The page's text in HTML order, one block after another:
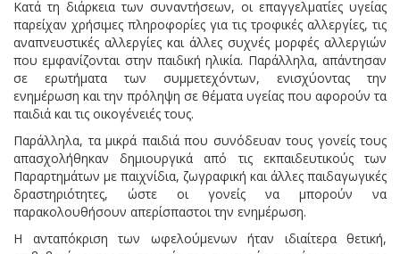
Κατά τη διάρκεια των συναντήσεων, οι επαγγελματίες υγείας
παρείχαν χρήσιμες πληροφορίες για τις τροφικές αλλεργίες, τις
αναπνευστικές αλλεργίες και άλλες συχνές μορφές αλλεργιών
που εμφανίζονται στην παιδική ηλικία. Παράλληλα, απάντησαν
σε ερωτήματα των συμμετεχόντων, ενισχύοντας την
ενημέρωση και την πρόληψη σε θέματα υγείας που αφορούν τα
παιδιά και τις οικογένειές τους.
Παράλληλα, τα μικρά παιδιά που συνόδευαν τους γονείς τους
απασχολήθηκαν δημιουργικά από τις εκπαιδευτικούς των
Παραρτημάτων με παιχνίδια, ζωγραφική και άλλες παιδαγωγικές
δραστηριότητες, ώστε οι γονείς να μπορούν να
παρακολουθήσουν απερίσπαστοι την ενημέρωση.
Η ανταπόκριση των ωφελούμενων ήταν ιδιαίτερα θετική,